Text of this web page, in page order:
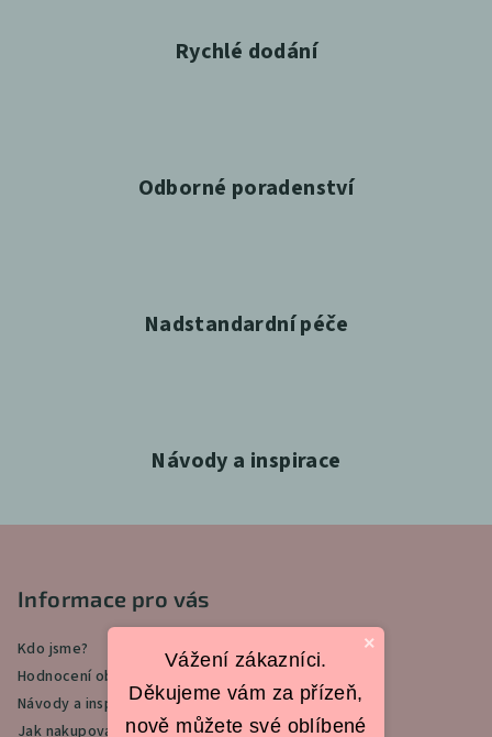
Rychlé dodání
Odborné poradenství
Nadstandardní péče
Návody a inspirace
Informace pro vás
Kdo jsme?
Hodnocení obchodu
Návody a inspirace
Jak nakupovat
×
Vážení zákazníci.
Děkujeme vám za přízeň,
nově můžete své oblíbené